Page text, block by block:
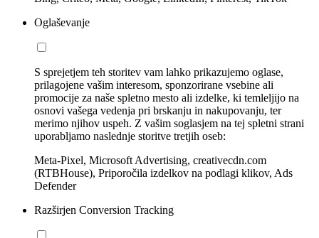
Oglaševanje
S sprejetjem teh storitev vam lahko prikazujemo oglase,
prilagojene vašim interesom, sponzorirane vsebine ali
promocije za naše spletno mesto ali izdelke, ki temleljijo na
osnovi vašega vedenja pri brskanju in nakupovanju, ter
merimo njihov uspeh. Z vašim soglasjem na tej spletni strani
uporabljamo naslednje storitve tretjih oseb:
Meta-Pixel, Microsoft Advertising, creativecdn.com
(RTBHouse), Priporočila izdelkov na podlagi klikov, Ads
Defender
Razširjen Conversion Tracking